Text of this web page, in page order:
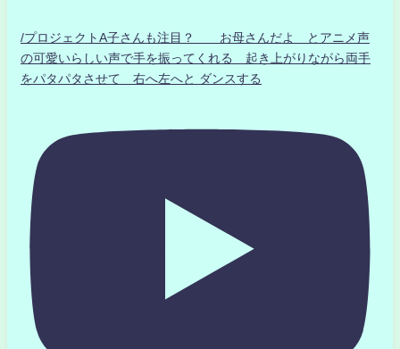
/プロジェクトA子さんも注目？ お母さんだよ とアニメ声
の可愛いらしい声で手を振ってくれる 起き上がりながら両手
をパタパタさせて 右へ左へと ダンスする